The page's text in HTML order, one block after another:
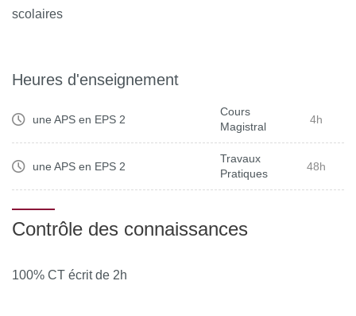
scolaires
Heures d'enseignement
une APS en EPS 2
Cours
Magistral
4h
une APS en EPS 2
Travaux
Pratiques
48h
Contrôle des connaissances
100% CT écrit de 2h